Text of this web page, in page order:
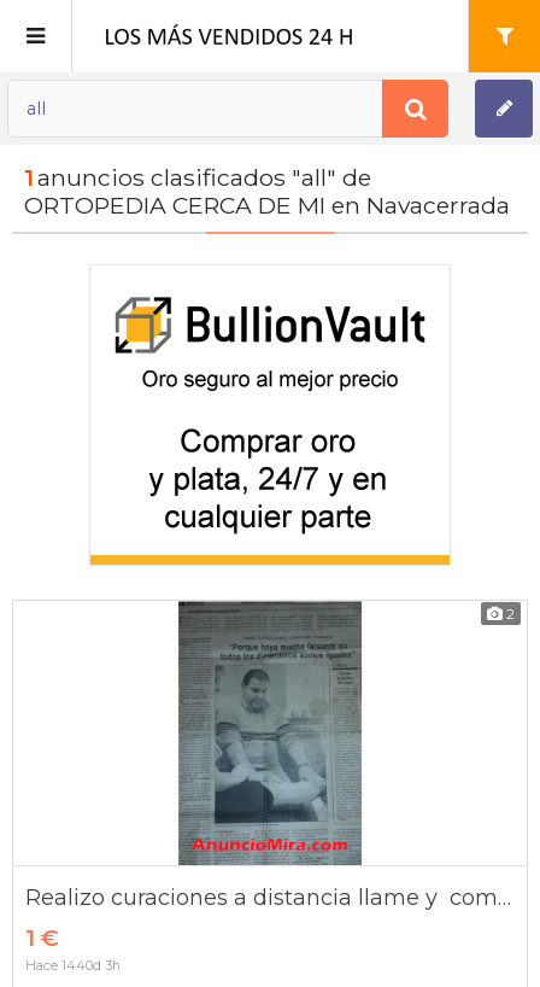
Registro
1anuncios clasificados "all" de
ORTOPEDIA CERCA DE MI en Navacerrada
2
Realizo curaciones a distancia llame y compruebelo gratis
1 €
Hace 1440d 3h